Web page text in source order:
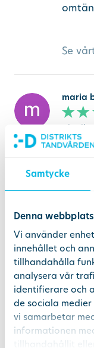
Samtycke
Denna
Vi använder
innehållet och
tillhandahålla
analysera vår
identifierare och
de sociala
vi samarbetar
informationen
Se
maria
22
Se
esa
21